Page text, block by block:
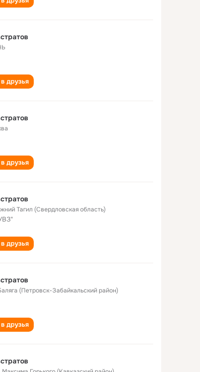
друзья
друзья
Тагил (Свердловская область)
друзья
(Петровск-Забайкальский район)
друзья